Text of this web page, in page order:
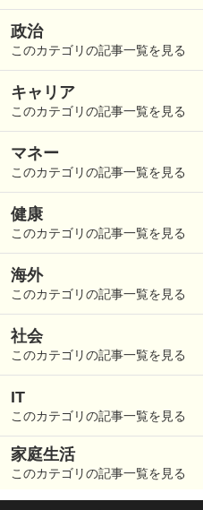
政治
このカテゴリの記事一覧を見る
キャリア
このカテゴリの記事一覧を見る
マネー
このカテゴリの記事一覧を見る
健康
このカテゴリの記事一覧を見る
海外
このカテゴリの記事一覧を見る
社会
このカテゴリの記事一覧を見る
IT
このカテゴリの記事一覧を見る
家庭生活
このカテゴリの記事一覧を見る